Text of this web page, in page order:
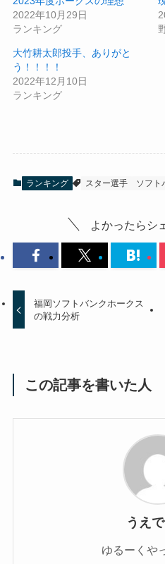
2022年10月29日
ランキング
大竹耕太郎投手、ありがと
う！！！！
2022年12月10日
ランキング
ランキング スター選手 ソフト
よかったらシ
福岡ソフトバンクホークス
の戦力分析
この記事を書いた人
うえ
ゆるーくや